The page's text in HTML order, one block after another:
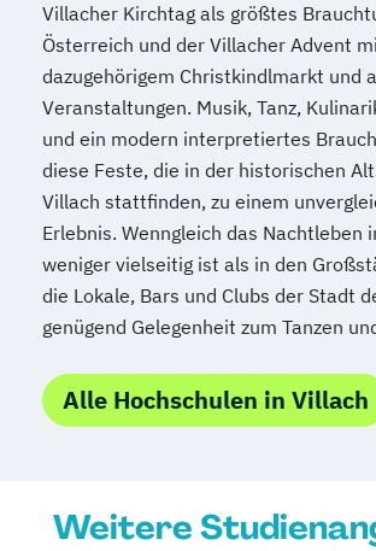
Villacher Kirchtag als größtes
Österreich und der Villacher Advent
dazugehörigem Christkindlmarkt und
Veranstaltungen. Musik, Tanz,
und ein modern interpretiertes
diese Feste, die in der historischen
Villach stattfinden, zu einem
Erlebnis. Wenngleich das Nachtleben
weniger vielseitig ist als in den
die Lokale, Bars und Clubs der Stadt
genügend Gelegenheit zum Tanzen
Alle Hochschulen in Villach
Weitere